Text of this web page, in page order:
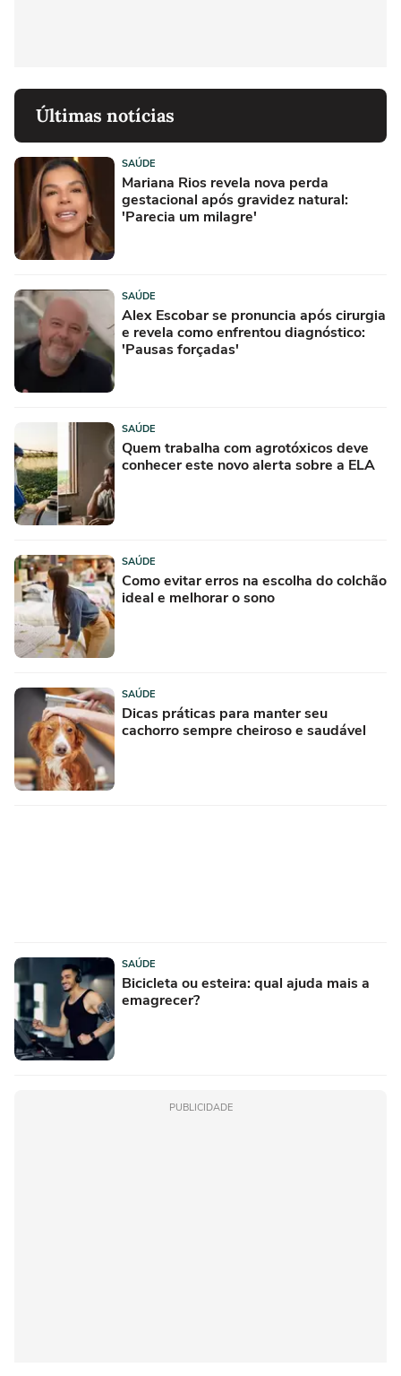
Últimas notícias
SAÚDE
Mariana Rios revela nova perda
gestacional após gravidez natural:
'Parecia um milagre'
SAÚDE
Alex Escobar se pronuncia após cirurgia
e revela como enfrentou diagnóstico:
'Pausas forçadas'
SAÚDE
Quem trabalha com agrotóxicos deve
conhecer este novo alerta sobre a ELA
SAÚDE
Como evitar erros na escolha do colchão
ideal e melhorar o sono
SAÚDE
Dicas práticas para manter seu
cachorro sempre cheiroso e saudável
SAÚDE
Bicicleta ou esteira: qual ajuda mais a
emagrecer?
PUBLICIDADE